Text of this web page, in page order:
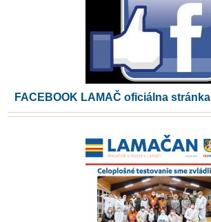
FACEBOOK LAMAČ oficiálna stránka